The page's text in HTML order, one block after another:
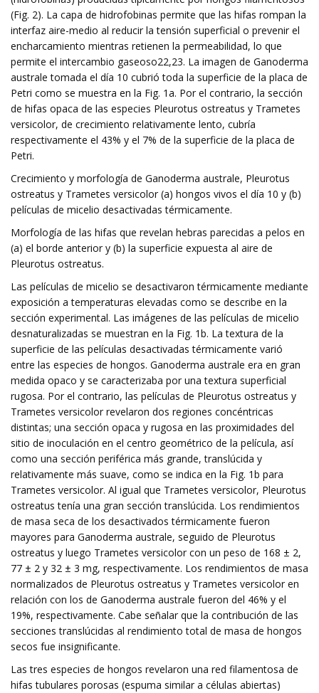
(Fig. 2). La capa de hidrofobinas permite que las hifas rompan la
interfaz aire-medio al reducir la tensión superficial o prevenir el
encharcamiento mientras retienen la permeabilidad, lo que
permite el intercambio gaseoso22,23. La imagen de Ganoderma
australe tomada el día 10 cubrió toda la superficie de la placa de
Petri como se muestra en la Fig. 1a. Por el contrario, la sección
de hifas opaca de las especies Pleurotus ostreatus y Trametes
versicolor, de crecimiento relativamente lento, cubría
respectivamente el 43% y el 7% de la superficie de la placa de
Petri.
Crecimiento y morfología de Ganoderma australe, Pleurotus
ostreatus y Trametes versicolor (a) hongos vivos el día 10 y (b)
películas de micelio desactivadas térmicamente.
Morfología de las hifas que revelan hebras parecidas a pelos en
(a) el borde anterior y (b) la superficie expuesta al aire de
Pleurotus ostreatus.
Las películas de micelio se desactivaron térmicamente mediante
exposición a temperaturas elevadas como se describe en la
sección experimental. Las imágenes de las películas de micelio
desnaturalizadas se muestran en la Fig. 1b. La textura de la
superficie de las películas desactivadas térmicamente varió
entre las especies de hongos. Ganoderma australe era en gran
medida opaco y se caracterizaba por una textura superficial
rugosa. Por el contrario, las películas de Pleurotus ostreatus y
Trametes versicolor revelaron dos regiones concéntricas
distintas; una sección opaca y rugosa en las proximidades del
sitio de inoculación en el centro geométrico de la película, así
como una sección periférica más grande, translúcida y
relativamente más suave, como se indica en la Fig. 1b para
Trametes versicolor. Al igual que Trametes versicolor, Pleurotus
ostreatus tenía una gran sección translúcida. Los rendimientos
de masa seca de los desactivados térmicamente fueron
mayores para Ganoderma australe, seguido de Pleurotus
ostreatus y luego Trametes versicolor con un peso de 168 ± 2,
77 ± 2 y 32 ± 3 mg, respectivamente. Los rendimientos de masa
normalizados de Pleurotus ostreatus y Trametes versicolor en
relación con los de Ganoderma australe fueron del 46% y el
19%, respectivamente. Cabe señalar que la contribución de las
secciones translúcidas al rendimiento total de masa de hongos
secos fue insignificante.
Las tres especies de hongos revelaron una red filamentosa de
hifas tubulares porosas (espuma similar a células abiertas)